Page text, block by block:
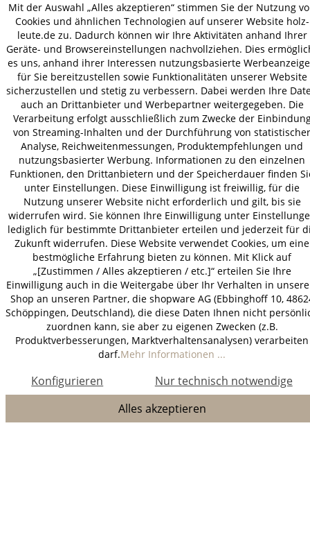
VERSAND
AGB Datenschutz
Impressum
© 2026 HOLZ-LEUTE
* Alle Preise inkl. gesetzl. Mehrwertsteuer zzgl.Versandkosten.
Mit der Auswahl „Alles akzeptieren“ stimmen Sie der Nutzung
Cookies und ähnlichen Technologien auf unserer Website holz-
leute.de zu. Dadurch können wir Ihre Aktivitäten anhand Ihrer
Geräte- und Browsereinstellungen nachvollziehen. Dies
es uns, anhand ihrer Interessen nutzungsbasierte
für Sie bereitzustellen sowie Funktionalitäten unserer Website
sicherzustellen und stetig zu verbessern. Dabei werden Ihre
auch an Drittanbieter und Werbepartner weitergegeben. Die
Verarbeitung erfolgt ausschließlich zum Zwecke der
von Streaming-Inhalten und der Durchführung von statistischer
Analyse, Reichweitenmessungen, Produktempfehlungen und
nutzungsbasierter Werbung. Informationen zu den einzelnen
Funktionen, den Drittanbietern und der Speicherdauer finden
unter Einstellungen. Diese Einwilligung ist freiwillig, für die
Nutzung unserer Website nicht erforderlich und gilt, bis sie
widerrufen wird. Sie können Ihre Einwilligung unter
lediglich für bestimmte Drittanbieter erteilen und jederzeit für
Zukunft widerrufen. Diese Website verwendet Cookies, um eine
bestmögliche Erfahrung bieten zu können. Mit Klick auf
„[Zustimmen / Alles akzeptieren / etc.]“ erteilen Sie Ihre
Einwilligung auch in die Weitergabe über Ihr Verhalten in
Shop an unseren Partner, die shopware AG (Ebbinghoff 10,
Schöppingen, Deutschland), die diese Daten Ihnen nicht
zuordnen kann, sie aber zu eigenen Zwecken (z.B.
Produktverbesserungen, Marktverhaltensanalysen) verarbeiten
darf.Mehr Informationen ...
Nur technisch notwendige
Konfigurieren
Alles akzeptieren